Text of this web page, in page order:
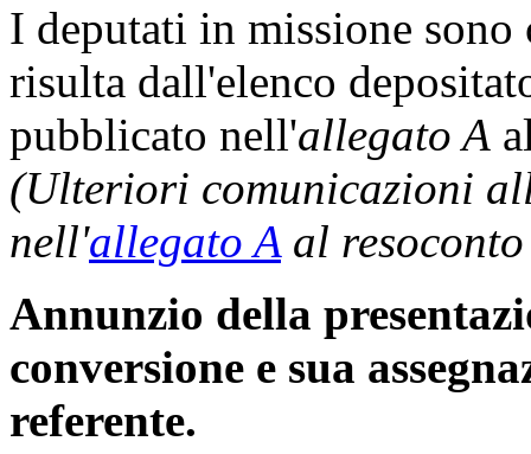
I deputati in missione sono
risulta dall'elenco
pubblicato nell'allegato A
(Ulteriori comunicazioni
nell'allegato Aal
Annunzio della
conversione e sua
referente.